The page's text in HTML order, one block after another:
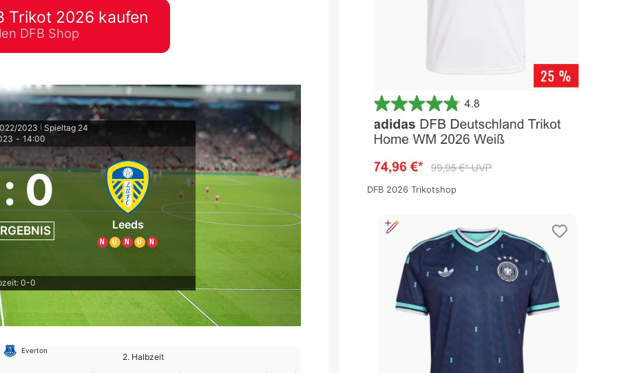
Excel – kostenlos
automatisch ausfüllen
Trikot 2026 kaufen
DFB Shop
2023
Spieltag 24
- 14:00
:0
Leeds
N U N U N
0-0
Everton
2. Halbzeit
DFB 2026 Trikotshop